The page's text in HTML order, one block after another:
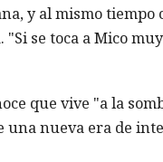
y al mismo
"Si se toca a Mico
que vive "a la
una nueva era de